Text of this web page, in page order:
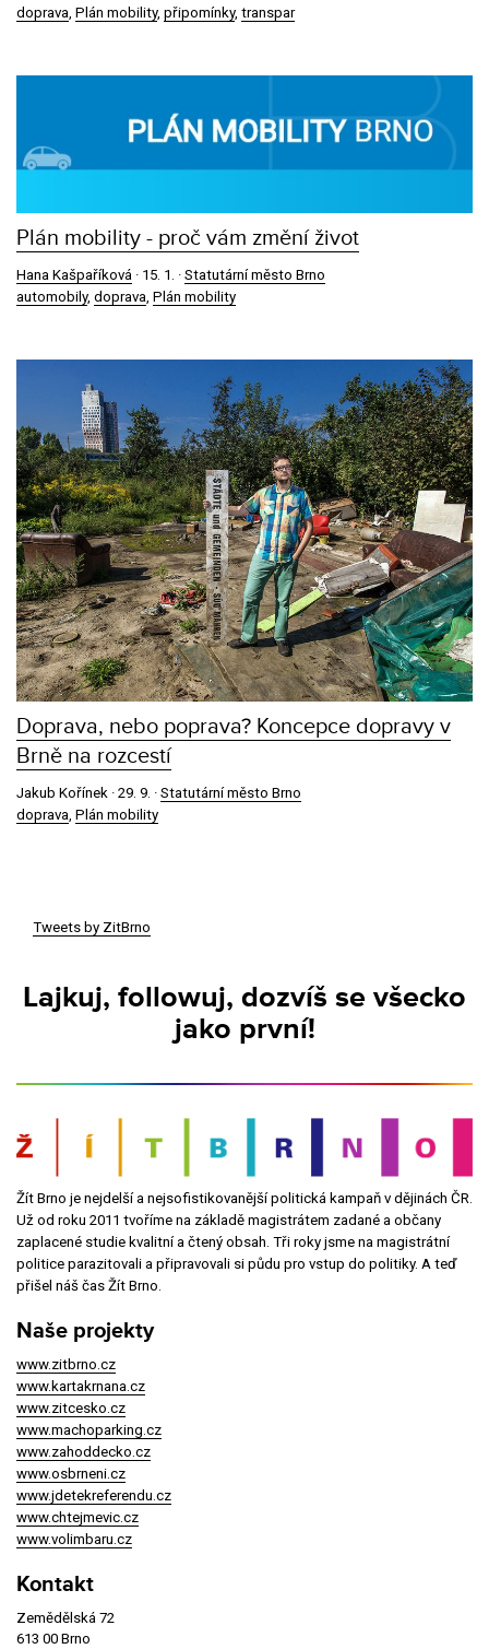
doprava Plán mobility, připomínky, transpar
Plán mobility - proč vám změní život
Hana Kašpaříková · 15. 1. · Statutární město Brno
automobily, doprava Plán mobility
Doprava, nebo poprava? Koncepce dopravy v
Brně na rozcestí
Jakub Kořínek · 29. 9. · Statutární město Brno
doprava, Plán mobility
Tweets by ZitBrno
Lajkuj, followuj, dozvíš se všecko
jako první!
Žít Brno je nejdelší a nejsofistikovanější politická kampaň v dějinách ČR.
Už od roku 2011 tvoříme na základě magistrátem zadané a občany
zaplacené studie kvalitní a čtený obsah. Tři roky jsme na magistrátní
politice parazitovali a připravovali si půdu pro vstup do politiky. A teď
přišel náš čas Žít Brno.
Naše projekty
www.zitbrno.cz
www.kartakrnana.cz
www.zitcesko.cz
www.machoparking.cz
www.zahoddecko.cz
www.osbrneni.cz
www.jdetekreferendu.cz
www.chtejmevic.cz
www.volimbaru.cz
Kontakt
Zemědělská 72
613 00 Brno